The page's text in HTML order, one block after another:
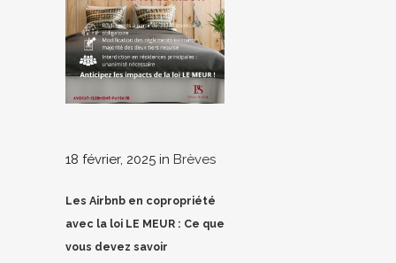
18 février, 2025 in Brèves
Les Airbnb en copropriété
avec la loi LE MEUR : Ce que
vous devez savoir